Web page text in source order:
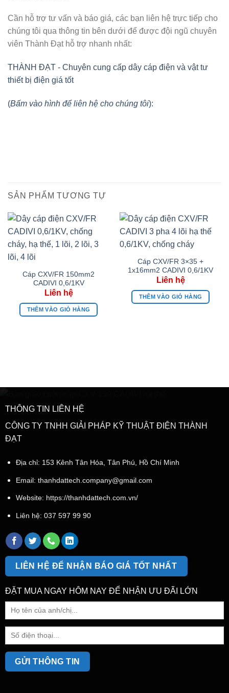
Cần hỗ trợ tư vấn và báo giá, các bạn liên hệ trực tiếp cho
chúng tôi qua thông tin bên dưới để được đội ngũ chuyên
viên Thành Đạt hỗ trợ nhanh nhất:
THÀNH ĐẠT - Chuyên cung cấp dây cáp điện và vật tư
thiết bị điện giá tốt
(Bấm vào hình để liên hệ cho chúng tôi):
SẢN PHẨM TƯƠNG TỰ
Cáp CXV/FR 150mm2
CADIVI 0,6/1KV
THÊM VÀO GIỎ HÀNG
Cáp CXV/FR 3×35 +
1x16mm2 CADIVI 0,6/1KV
THÊM VÀO GIỎ HÀNG
THÔNG TIN LIÊN HỆ
CÔNG TY TNHH GIẢI PHÁP KỸ THUẬT ĐIỆN THÀNH
ĐẠT
Địa chỉ: 153 Kênh Tân Hóa, Tân Phú, Hồ Chí Minh
Email: thanhdattech.company@gmail.com
Website: https://thanhdattech.com.vn/
Liên hệ: 037 597 99 90
LIÊN HỆ ĐỂ NHẬN BÁO GIÁ TỐT NHẤT
ĐẶT MUA NGAY HÔM NAY ĐỂ NHẬN ƯU ĐÃI LỚN